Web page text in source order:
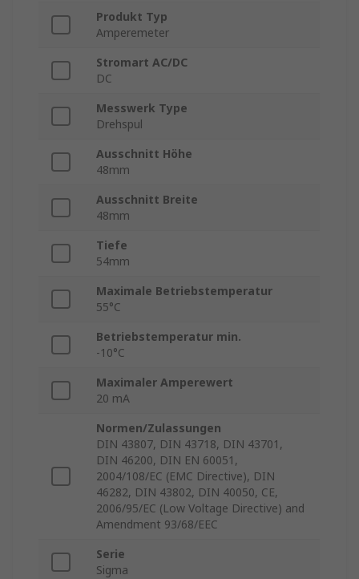
Produkt Typ
Amperemeter
Stromart AC/DC
DC
Messwerk Type
Drehspul
Ausschnitt Höhe
48mm
Ausschnitt Breite
48mm
Tiefe
54mm
Maximale Betriebstemperatur
55°C
Betriebstemperatur min.
-10°C
Maximaler Amperewert
20 mA
Normen/Zulassungen
DIN 43807, DIN 43718, DIN 43701,
DIN 46200, DIN EN 60051,
2004/108/EC (EMC Directive), DIN
46282, DIN 43802, DIN 40050, CE,
2006/95/EC (Low Voltage Directive) and
Amendment 93/68/EEC
Serie
Sigma